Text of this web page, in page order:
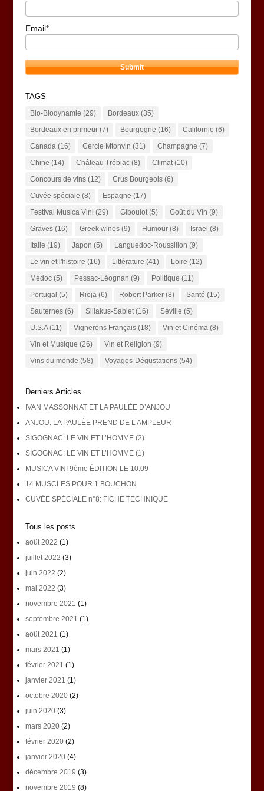
Email*
TAGS
Bio-Biodynamie (29) Bordeaux(35)
Bordeaux en primeur(7) Bourgogne (16) Californie (6)
Canada(16) Cercle Mtonvin (31) Champagne (7)
Chine (14) Château Trébiac(8) Climat(10)
Concours de vins(12) Crus Bourgeois(6)
Cuvée spéciale (8) Espagne (17)
Festival Musica Vini (29) Giboulot(5) Goût du Vin (9)
Graves(16) Greek wines(9) Humour(8) Israel (8)
Italie (19) Japon (5) Languedoc-Roussillon (9)
Le vin et l'histoire (16) Littérature (41) Loire (12)
Médoc(5) Pessac-Léognan (9) Politique (11)
Portugal (5) Rioja(6) Robert Parker(8) Santé (15)
Sauternes(6) Siliakus-Sablet(16) Séville (5)
U.S.A(11) Vignerons Français(18) Vin et Cinéma(8)
Vin et Musique (26) Vin et Religion (9)
Vins du monde (58) Voyages-Dégustations(54)
Derniers Articles
IVAN MASSONNAT ET LA PAULÉE D’ANJOU
ANJOU: LA PAULÉE PREND DE L’AMPLEUR
SIGOGNAC: LE VIN ET L’HOMME (2)
SIGOGNAC: LE VIN ET L’HOMME (1)
MUSICA VINI 9ème ÉDITION LE 10.09
14 MUSCLES POUR 1 BOUCHON
CUVÉE SPÉCIALE n°8: FICHE TECHNIQUE
Tous les posts
août 2022 (1)
juillet 2022 (3)
juin 2022 (2)
mai 2022 (3)
novembre 2021 (1)
septembre 2021 (1)
août 2021 (1)
mars 2021 (1)
février 2021 (1)
janvier 2021 (1)
octobre 2020(2)
juin 2020(3)
mars 2020(2)
février 2020(2)
janvier 2020(4)
décembre 2019 (3)
novembre 2019 (8)